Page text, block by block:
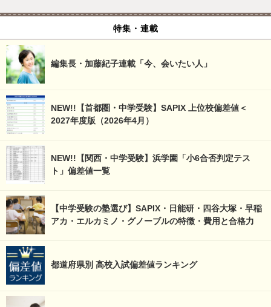
特集・連載
編集長・加藤紀子連載「今、会いたい人」
NEW!!【首都圏・中学受験】SAPIX 上位校偏差値＜
2027年度版（2026年4月）
NEW!!【関西・中学受験】浜学園「小6合否判定テス
ト」偏差値一覧
【中学受験の塾選び】SAPIX・日能研・四谷大塚・早稲
アカ・エルカミノ・グノーブルの特徴・費用と合格力
都道府県別 高校入試偏差値ランキング